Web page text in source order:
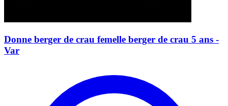
Donne berger de crau femelle berger de crau 5 ans -
Var